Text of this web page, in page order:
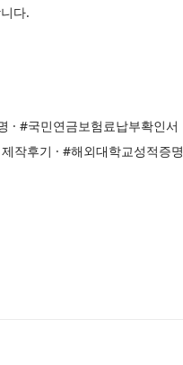
다.
· #국민연금보험료납부확인서
작후기 · #해외대학교성적증명